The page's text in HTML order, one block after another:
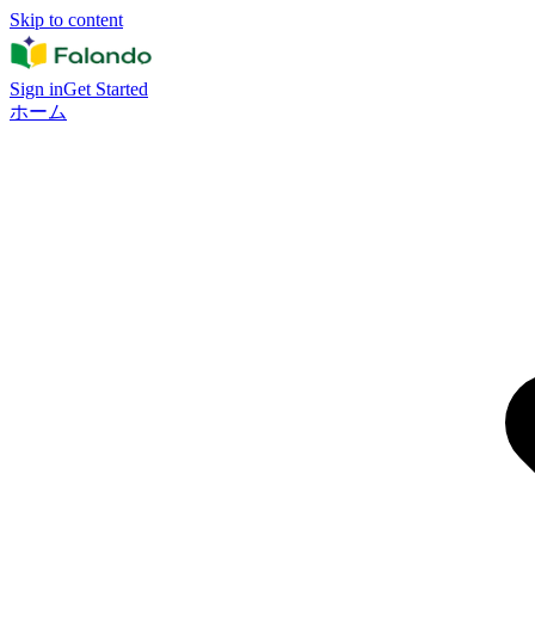
Skip to content
Sign inGet Started
ホーム